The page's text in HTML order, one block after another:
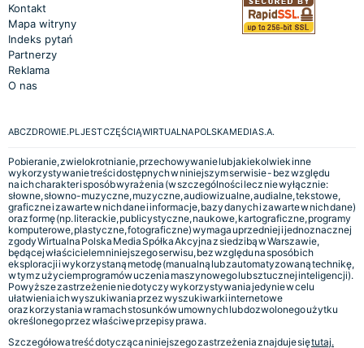
Kontakt
Mapa witryny
Indeks pytań
Partnerzy
Reklama
O nas
ABCZDROWIE.PL JEST CZĘŚCIĄ WIRTUALNA POLSKA MEDIA S.A.
Pobieranie, zwielokrotnianie, przechowywanie lub jakiekolwiek inne
wykorzystywanie treści dostępnych w niniejszym serwisie - bez względu
na ich charakter i sposób wyrażenia (w szczególności lecz nie wyłącznie:
słowne, słowno-muzyczne, muzyczne, audiowizualne, audialne, tekstowe,
graficzne i zawarte w nich dane i informacje, bazy danych i zawarte w nich dane)
oraz formę (np. literackie, publicystyczne, naukowe, kartograficzne, programy
komputerowe, plastyczne, fotograficzne) wymaga uprzedniej i jednoznacznej
zgody Wirtualna Polska Media Spółka Akcyjna z siedzibą w Warszawie,
będącej właścicielem niniejszego serwisu, bez względu na sposób ich
eksploracji i wykorzystaną metodę (manualną lub zautomatyzowaną technikę,
w tym z użyciem programów uczenia maszynowego lub sztucznej inteligencji).
Powyższe zastrzeżenie nie dotyczy wykorzystywania jedynie w celu
ułatwienia ich wyszukiwania przez wyszukiwarki internetowe
oraz korzystania w ramach stosunków umownych lub dozwolonego użytku
określonego przez właściwe przepisy prawa.
Szczegółowa treść dotycząca niniejszego zastrzeżenia znajduje siętutaj.